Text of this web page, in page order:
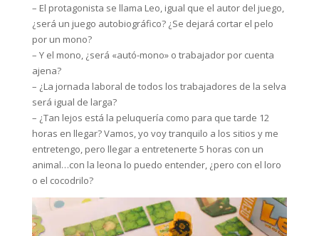
– El protagonista se llama Leo, igual que el autor del juego,
¿será un juego autobiográfico? ¿Se dejará cortar el pelo
por un mono?
– Y el mono, ¿será «autó-mono» o trabajador por cuenta
ajena?
– ¿La jornada laboral de todos los trabajadores de la selva
será igual de larga?
– ¿Tan lejos está la peluquería como para que tarde 12
horas en llegar? Vamos, yo voy tranquilo a los sitios y me
entretengo, pero llegar a entretenerte 5 horas con un
animal…con la leona lo puedo entender, ¿pero con el loro
o el cocodrilo?